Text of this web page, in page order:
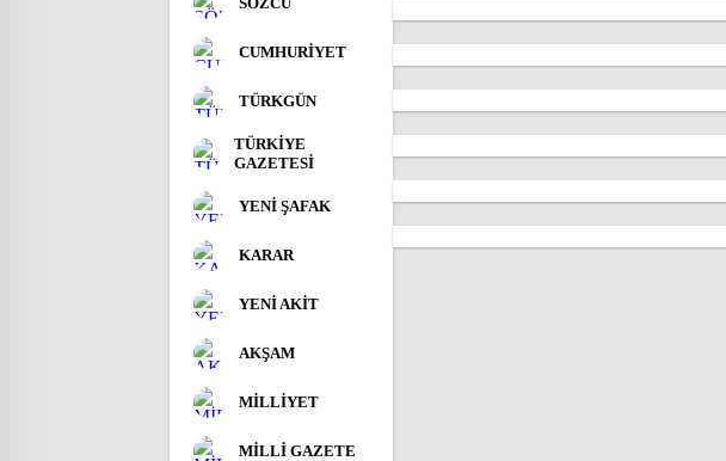
CUMHURİYET
TÜRKGÜN
TÜRKİYE
GAZETESİ
YENİ ŞAFAK
KARAR
YENİ AKİT
AKŞAM
MİLLİYET
MİLLİ GAZETE